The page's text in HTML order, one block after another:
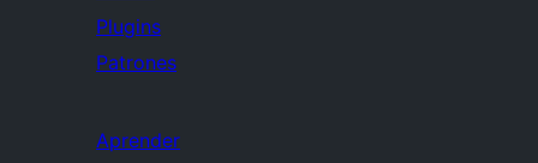
Plugins
Patrones
Aprender